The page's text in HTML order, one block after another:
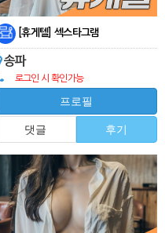
[휴게텔] 섹스타그램
송파
로그인 시 확인가능
프로필
댓글 후기